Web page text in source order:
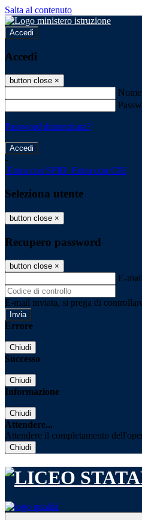
Salta al contenuto
Accedi
Accedi
button close ×
Password dimenticata?
-
Entra con SPID Entra con CIE
Seleziona utente
button close ×
Recupero password
button close ×
E-mail
E-mail inviata, si prega di
Errore
Chiudi
Successo
Chiudi
Informazione
Chiudi
Attendere...
Attendere il completamento
Chiudi